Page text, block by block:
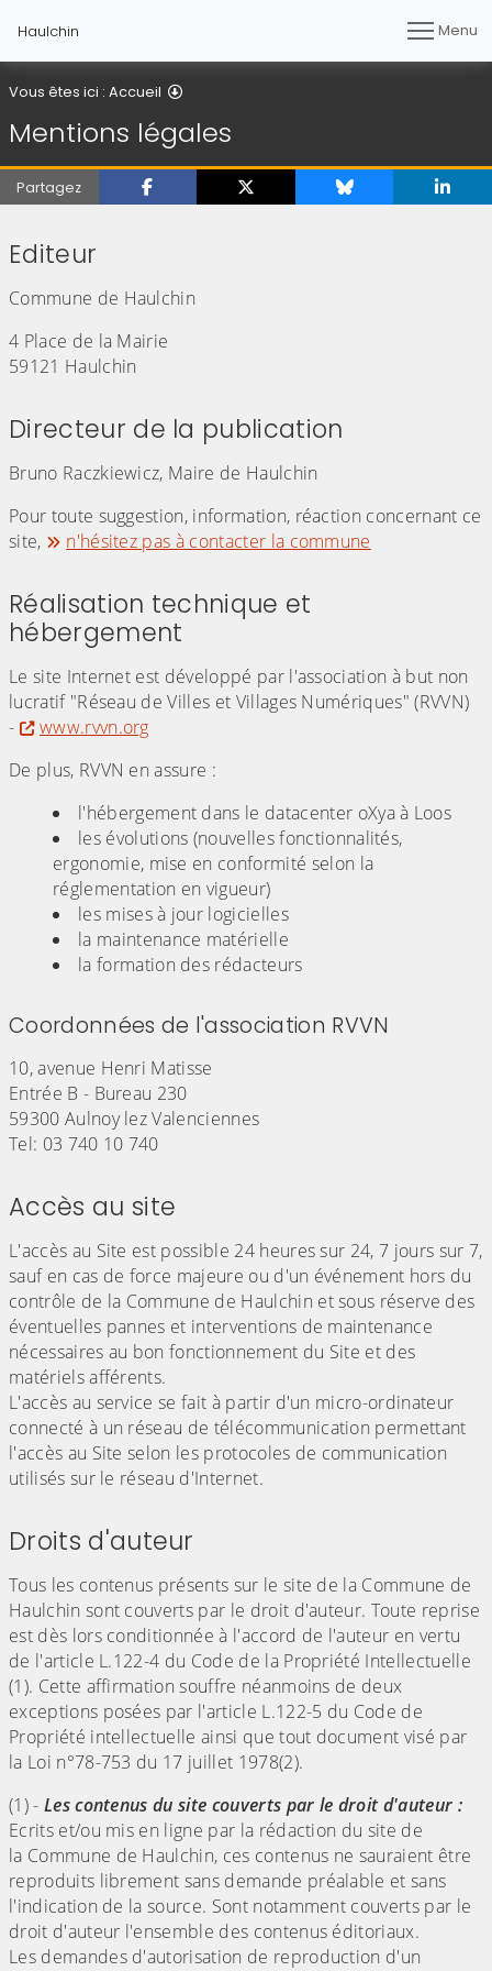
Haulchin Menu
Vous êtes ici : Accueil
Mentions légales
Partagez
Editeur
Commune de Haulchin
4 Place de la Mairie
59121 Haulchin
Directeur de la publication
Bruno Raczkiewicz, Maire de Haulchin
Pour toute suggestion, information, réaction concernant ce
site,
n'hésitez pas à contacter la commune
Réalisation technique et
hébergement
Le site Internet est développé par l'association à but non
lucratif "Réseau de Villes et Villages Numériques" (RVVN)
-
www.rvvn.org
De plus, RVVN en assure :
l'hébergement dans le datacenter oXya à Loos
les évolutions (nouvelles fonctionnalités,
ergonomie, mise en conformité selon la
réglementation en vigueur)
les mises à jour logicielles
la maintenance matérielle
la formation des rédacteurs
Coordonnées de l'association RVVN
10, avenue Henri Matisse
Entrée B - Bureau 230
59300 Aulnoy lez Valenciennes
Tel: 03 740 10 740
Accès au site
L'accès au Site est possible 24 heures sur 24, 7 jours sur 7,
sauf en cas de force majeure ou d'un événement hors du
contrôle de la Commune de Haulchin et sous réserve des
éventuelles pannes et interventions de maintenance
nécessaires au bon fonctionnement du Site et des
matériels afférents.
L'accès au service se fait à partir d'un micro-ordinateur
connecté à un réseau de télécommunication permettant
l'accès au Site selon les protocoles de communication
utilisés sur le réseau d'Internet.
Droits d'auteur
Tous les contenus présents sur le site de la Commune de
Haulchin sont couverts par le droit d'auteur. Toute reprise
est dès lors conditionnée à l'accord de l'auteur en vertu
de l'article L.122-4 du Code de la Propriété Intellectuelle
(1). Cette affirmation souffre néanmoins de deux
exceptions posées par l'article L.122-5 du Code de
Propriété intellectuelle ainsi que tout document visé par
la Loi n°78-753 du 17 juillet 1978(2).
(1) - Les contenus du site couverts par le droit d'auteur :
Ecrits et/ou mis en ligne par la rédaction du site de
la Commune de Haulchin, ces contenus ne sauraient être
reproduits librement sans demande préalable et sans
l'indication de la source. Sont notamment couverts par le
droit d'auteur l'ensemble des contenus éditoriaux.
Les demandes d'autorisation de reproduction d'un